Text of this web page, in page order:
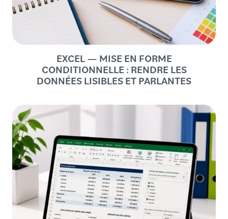
EXCEL — MISE EN FORME
CONDITIONNELLE : RENDRE LES
DONNÉES LISIBLES ET PARLANTES